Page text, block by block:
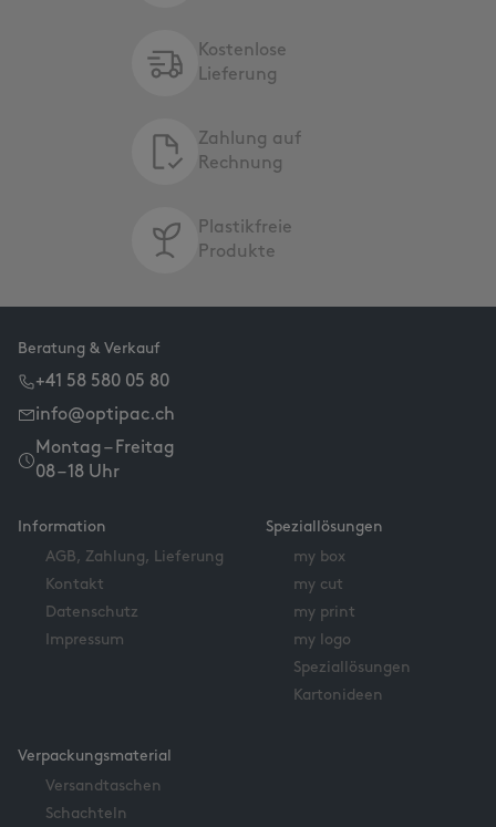
Kostenlose
Lieferung
Zahlung auf
Rechnung
Plastikfreie
Produkte
Beratung & Verkauf
+41 58 580 05 80
info@optipac.ch
Montag – Freitag
08 – 18 Uhr
Information
AGB, Zahlung, Lieferung
Kontakt
Datenschutz
Impressum
Speziallösungen
my box
my cut
my print
my logo
Speziallösungen
Kartonideen
Verpackungsmaterial
Versandtaschen
Schachteln